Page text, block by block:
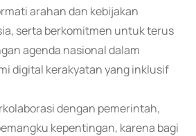
arahan dan kebijakan
serta berkomitmen untuk terus
agenda nasional dalam
digital kerakyatan yang inklusif
dengan pemerintah,
kepentingan, karena bagi